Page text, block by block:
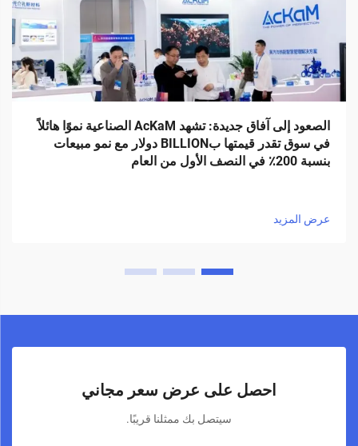
الصعود إلى آفاق جديدة: تشهد AcKaM الصناعية نموًا هائلاً
في سوق تقدر قيمتها بBILLION دولار مع نمو مبيعات
بنسبة 200٪ في النصف الأول من العام
عرض المزيد
احصل على عرض سعر مجاني
سيتصل بك ممثلنا قريبًا.